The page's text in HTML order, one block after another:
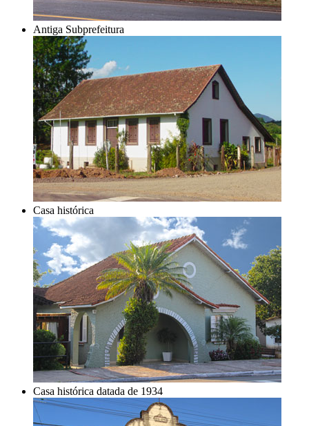
Antiga Subprefeitura
Casa histórica
Casa histórica datada de 1934